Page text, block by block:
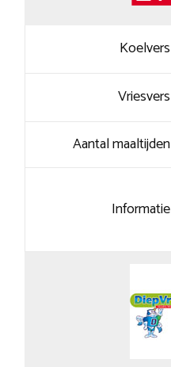
Koelvers
Vriesvers
Aantal maaltijden
Informatie